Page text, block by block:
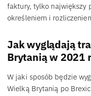
faktury, tylko największy
określeniem i
Jak wyglądają
Brytanią w 2021
W jaki sposób będzie
Wielką Brytanią po